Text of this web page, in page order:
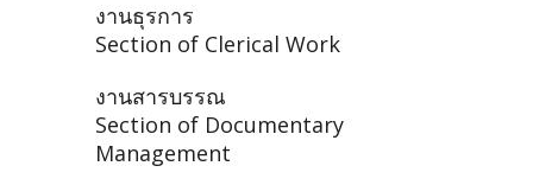
งานธุรการ
Section of Clerical Work
งานสารบรรณ
Section of Documentary
Management